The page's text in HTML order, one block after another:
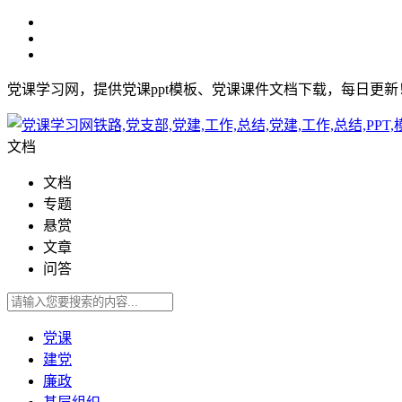
党课学习网，提供党课ppt模板、党课课件文档下载，每日更新
文档
文档
专题
悬赏
文章
问答
党课
建党
廉政